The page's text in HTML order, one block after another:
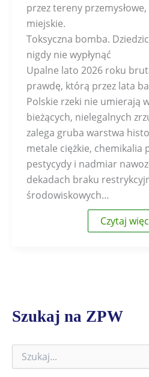
przez tereny
miejskie.
Toksyczna bomba.
nigdy nie wypłynąć
Upalne lato 2026 roku
prawdę, którą przez lata
Polskie rzeki nie umierają
bieżących, nielegalnych
zalega gruba warstwa
metale ciężkie, chemikalia
pestycydy i nadmiar
dekadach braku
środowiskowych…
Czytaj
Szukaj na ZPW